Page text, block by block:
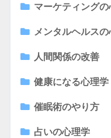
マーケティングの
メンタルヘルス
人間関係の改善
健康になる心理学
催眠術のやり方
占いの心理学